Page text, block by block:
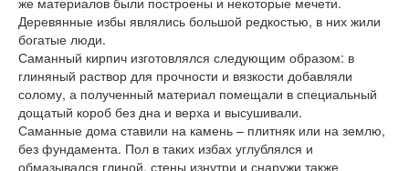
Деревянные избы являлись большой редкостью, в них жили
богатые люди.
Саманный кирпич изготовлялся следующим образом: в
глиняный раствор для прочности и вязкости добавляли
солому, а полученный материал помещали в специальный
дощатый короб без дна и верха и высушивали.
Саманные дома ставили на камень – плитняк или на землю,
без фундамента. Пол в таких избах углублялся и
обмазывался глиной, стены изнутри и снаружи также